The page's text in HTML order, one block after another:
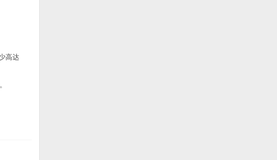
高达